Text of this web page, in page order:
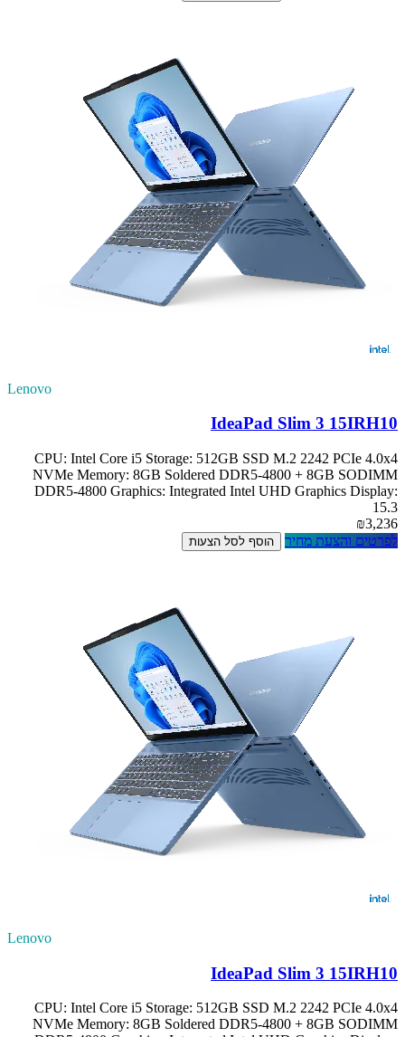
Lenovo
IdeaPad Slim 3 15IRH10
CPU: Intel Core i5 Storage: 512GB SSD M.2 2242 PCIe 4.0x4
NVMe Memory: 8GB Soldered DDR5-4800 + 8GB SODIMM
DDR5-4800 Graphics: Integrated Intel UHD Graphics Display:
15.3
₪3,236
לפרטים והצעת מחיר
הוסף לסל הצעות
Lenovo
IdeaPad Slim 3 15IRH10
CPU: Intel Core i5 Storage: 512GB SSD M.2 2242 PCIe 4.0x4
NVMe Memory: 8GB Soldered DDR5-4800 + 8GB SODIMM